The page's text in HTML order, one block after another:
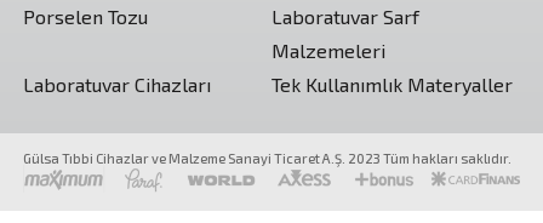
Porselen Tozu
Laboratuvar Sarf
Malzemeleri
Laboratuvar Cihazları
Tek Kullanımlık Materyaller
Gülsa Tıbbi Cihazlar ve Malzeme Sanayi Ticaret A.Ş. 2023 Tüm hakları saklıdır.